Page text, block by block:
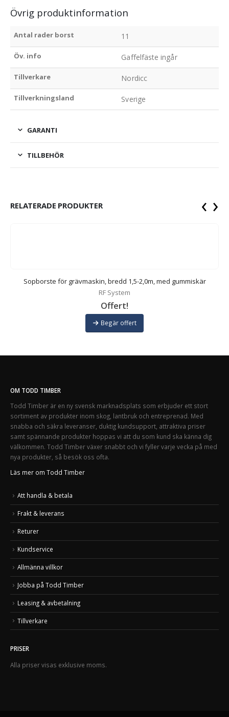
Övrig produktinformation
Antal rader borst 11
Öv. info Gaffelfäste ingår
Tillverkare Nordicc
Tillverkningsland Sverige
GARANTI
TILLBEHÖR
RELATERADE PRODUKTER
Sopborste för grävmaskin, bredd 1,5-2,0m, med gummiskär
RF System
Offert!
Begär offert
‹ ›
OM TODD TIMBER
Todd Timber är en ny svensk marknadsplats som erbjuder ett stort
sortiment av produkter inom skog, lantbruk och entreprenad. Med
snabba och säkra leveranser, duktig kundsupport, attraktiva priser
samt spännande produkter hoppas vi att du som kund ska känna dig
välkommen. Todd Timber växer snabbt och vi fyller varje vecka på med
nya produkter, så besök oss ofta.
Läs mer om Todd Timber
Att handla & betala
Frakt & leverans
Returer
Kundservice
Allmänna villkor
Jobba på Todd Timber
Leasing & avbetalning
Tillverkare
PRISER
Alla priser visas exklusive moms.